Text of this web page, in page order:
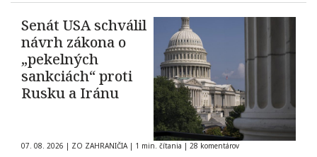
Senát USA schválil
návrh zákona o
„pekelných
sankciách“ proti
Rusku a Iránu
07. 08. 2026 | ZO ZAHRANIČIA | 1 min. čítania | 28 komentárov